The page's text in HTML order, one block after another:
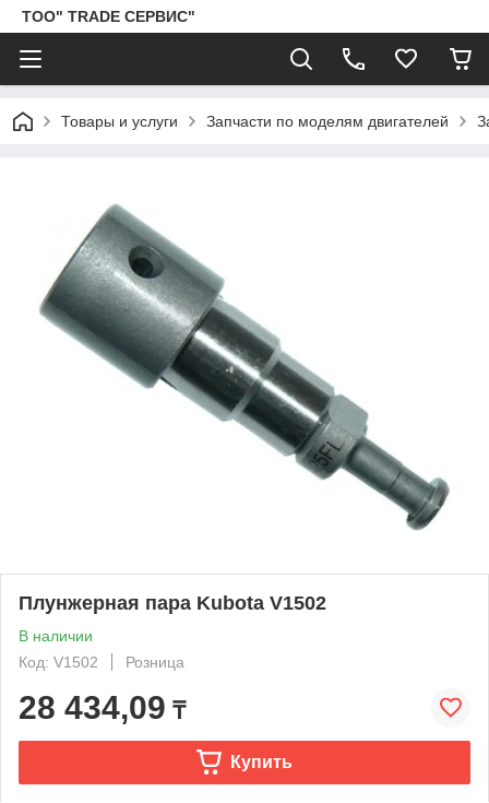
ТОО" TRADE СЕРВИС"
Товары и услуги Запчасти по моделям двигателей
Плунжерная пара Kubota V1502
В наличии
Код: V1502
Розница
28 434,09 ₸
Купить